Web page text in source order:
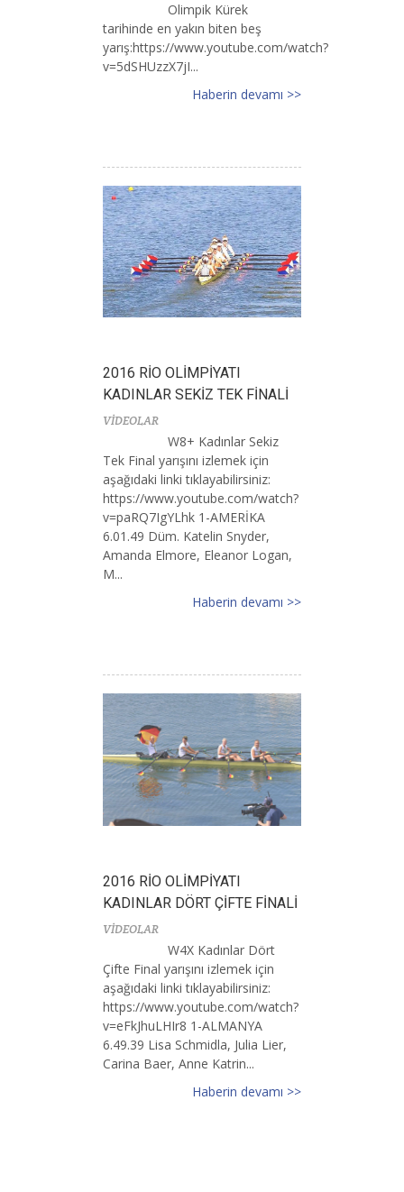
Olimpik Kürek
tarihinde en yakın biten beş
yarış:https://www.youtube.com/watch?
v=5dSHUzzX7jI...
Haberin devamı >>
2016 RİO OLİMPİYATI
KADINLAR SEKİZ TEK FİNALİ
VİDEOLAR
W8+ Kadınlar Sekiz
Tek Final yarışını izlemek için
aşağıdaki linki tıklayabilirsiniz:
https://www.youtube.com/watch?
v=paRQ7IgYLhk 1-AMERİKA
6.01.49 Düm. Katelin Snyder,
Amanda Elmore, Eleanor Logan,
M...
Haberin devamı >>
2016 RİO OLİMPİYATI
KADINLAR DÖRT ÇİFTE FİNALİ
VİDEOLAR
W4X Kadınlar Dört
Çifte Final yarışını izlemek için
aşağıdaki linki tıklayabilirsiniz:
https://www.youtube.com/watch?
v=eFkJhuLHIr8 1-ALMANYA
6.49.39 Lisa Schmidla, Julia Lier,
Carina Baer, Anne Katrin...
Haberin devamı >>